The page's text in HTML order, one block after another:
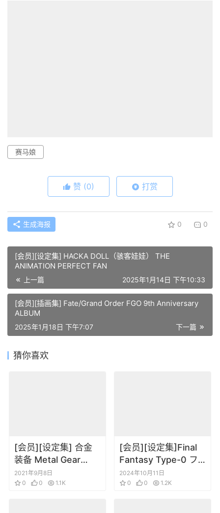
赛马娘
赞 (0) 打赏
生成海报 0 0
[会员][设定集] HACKA DOLL（骇客娃娃） THE
ANIMATION PERFECT FAN
上一篇 2025年1月14日 下午10:33
[会员][插画集] Fate/Grand Order FGO 9th Anniversary
ALBUM
下一篇
2025年1月18日 下午7:07
猜你喜欢
[会员][设定集] 合金
装备 Metal Gear
Solid I-IV Studio
Works
2021年9月8日
0
0 1.1K
[会员][设定集]Final
Fantasy Type-0 フ
ァイナルファンタジ
ー零式 公式設定資料
2024年10月11日
0
0 1.2K